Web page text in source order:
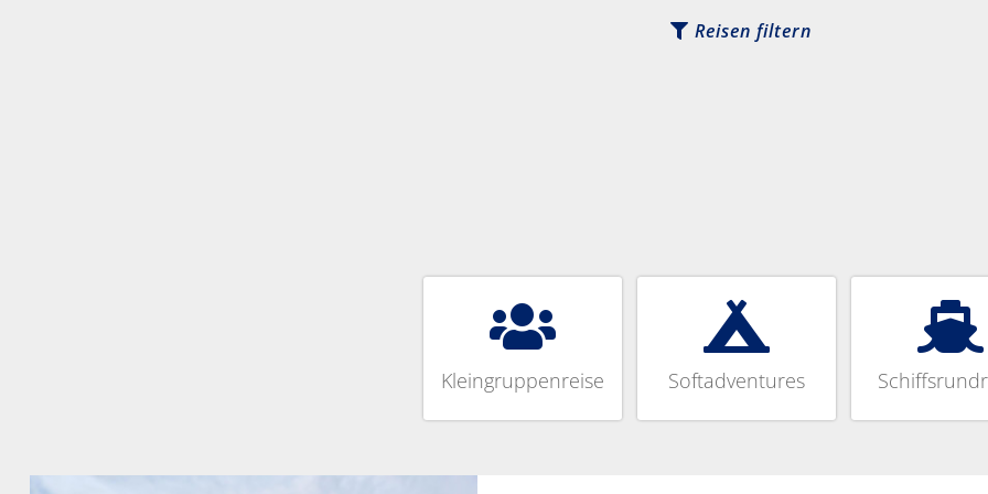
Reisen filtern
Kleingruppenreise Softadventures